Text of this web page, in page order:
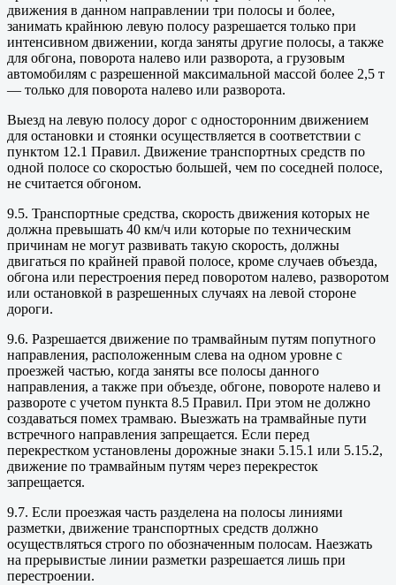
движения в данном направлении три полосы и более,
занимать крайнюю левую полосу разрешается только при
интенсивном движении, когда заняты другие полосы, а также
для обгона, поворота налево или разворота, а грузовым
автомобилям с разрешенной максимальной массой более 2,5 т
— только для поворота налево или разворота.
Выезд на левую полосу дорог с односторонним движением
для остановки и стоянки осуществляется в соответствии с
пунктом 12.1 Правил. Движение транспортных средств по
одной полосе со скоростью большей, чем по соседней полосе,
не считается обгоном.
9.5. Транспортные средства, скорость движения которых не
должна превышать 40 км/ч или которые по техническим
причинам не могут развивать такую скорость, должны
двигаться по крайней правой полосе, кроме случаев объезда,
обгона или перестроения перед поворотом налево, разворотом
или остановкой в разрешенных случаях на левой стороне
дороги.
9.6. Разрешается движение по трамвайным путям попутного
направления, расположенным слева на одном уровне с
проезжей частью, когда заняты все полосы данного
направления, а также при объезде, обгоне, повороте налево и
развороте с учетом пункта 8.5 Правил. При этом не должно
создаваться помех трамваю. Выезжать на трамвайные пути
встречного направления запрещается. Если перед
перекрестком установлены дорожные знаки 5.15.1 или 5.15.2,
движение по трамвайным путям через перекресток
запрещается.
9.7. Если проезжая часть разделена на полосы линиями
разметки, движение транспортных средств должно
осуществляться строго по обозначенным полосам. Наезжать
на прерывистые линии разметки разрешается лишь при
перестроении.